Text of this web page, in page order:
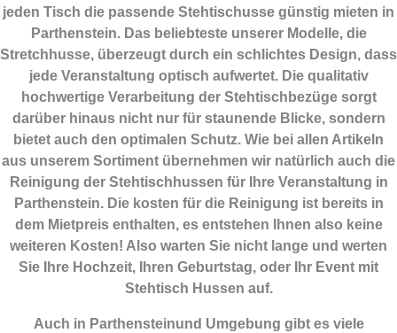
jeden Tisch die passende Stehtischusse günstig mieten in
Parthenstein. Das beliebteste unserer Modelle, die
Stretchhusse, überzeugt durch ein schlichtes Design, dass
jede Veranstaltung optisch aufwertet. Die qualitativ
hochwertige Verarbeitung der Stehtischbezüge sorgt
darüber hinaus nicht nur für staunende Blicke, sondern
bietet auch den optimalen Schutz. Wie bei allen Artikeln
aus unserem Sortiment übernehmen wir natürlich auch die
Reinigung der Stehtischhussen für Ihre Veranstaltung in
Parthenstein. Die kosten für die Reinigung ist bereits in
dem Mietpreis enthalten, es entstehen Ihnen also keine
weiteren Kosten! Also warten Sie nicht lange und werten
Sie Ihre Hochzeit, Ihren Geburtstag, oder Ihr Event mit
Stehtisch Hussen auf.
Auch in Parthensteinund Umgebung gibt es viele